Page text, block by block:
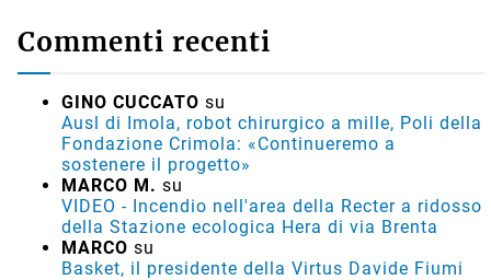
Commenti recenti
GINO CUCCATO su
Ausl di Imola, robot chirurgico a mille, Poli della
Fondazione Crimola: «Continueremo a
sostenere il progetto»
MARCO M. su
VIDEO - Incendio nell'area della Recter a ridosso
della Stazione ecologica Hera di via Brenta
MARCO su
Basket, il presidente della Virtus Davide Fiumi